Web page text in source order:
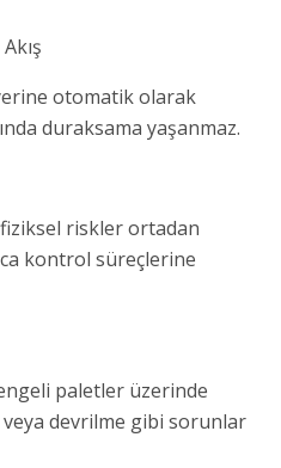
otomatik olarak
duraksama yaşanmaz.
riskler ortadan
kontrol süreçlerine
paletler üzerinde
devrilme gibi sorunlar